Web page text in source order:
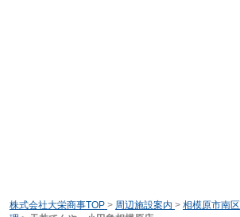
株式会社大栄商事TOP > 周辺施設案内 > 相模原市南区